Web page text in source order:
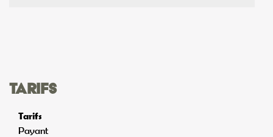
Tarifs
Tarifs
Payant